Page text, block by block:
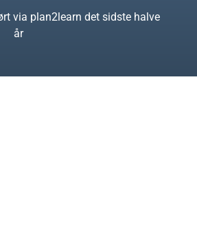
via plan2learn det sidste halve
år